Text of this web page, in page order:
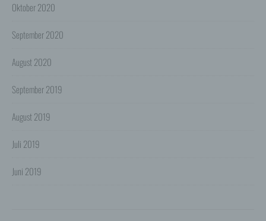
Oktober 2020
September 2020
August 2020
September 2019
August 2019
Juli 2019
Juni 2019
4. Erhebung von Zugriffsdaten
auf dem sich dieser Dienst befindet (so genannte
des Abrufs, übertragene Datenmenge, Meldung über
Betriebssystem des Nutzers, Referrer URL (die zuvor
besuchte Seite), IP-Adresse und der anfragende
entsprechend den gesetzlichen Bestimmungen nur für
Onlineangebotes. Wir behalten uns jedoch vor, die